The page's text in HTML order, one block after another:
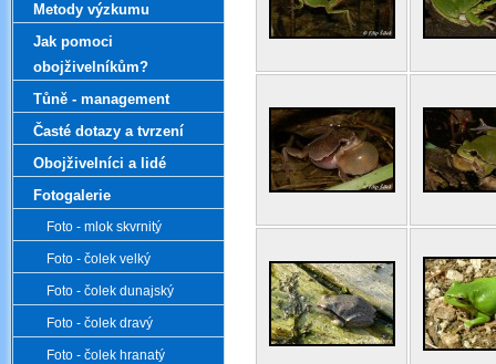
Metody výzkumu
Jak pomoci
obojživelníkům?
Tůně - management
Časté dotazy a tvrzení
Obojživelníci a lidé
Fotogalerie
Foto - mlok skvrnitý
Foto - čolek velký
Foto - čolek dunajský
Foto - čolek dravý
Foto - čolek hranatý